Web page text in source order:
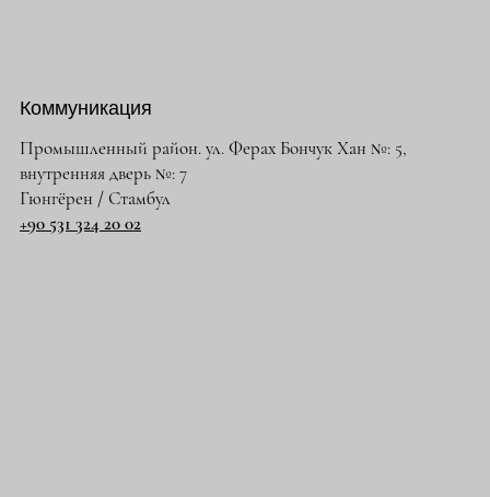
Коммуникация
Промышленный район. ул. Ферах Бончук Хан №: 5,
внутренняя дверь №: 7
Гюнгёрен / Стамбул
+90 531 324 20 02